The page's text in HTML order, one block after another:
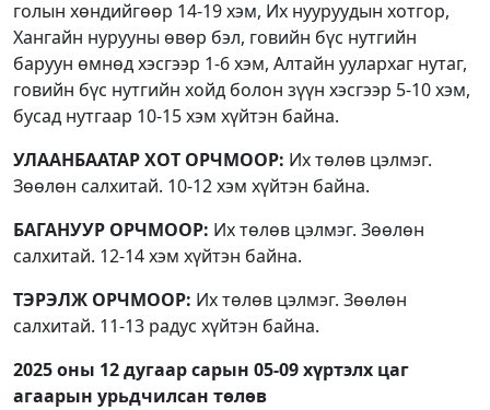
голын хөндийгөөр 14-19 хэм, Их нууруудын хотгор,
Хангайн нурууны өвөр бэл, говийн бүс нутгийн
баруун өмнөд хэсгээр 1-6 хэм, Алтайн уулархаг нутаг,
говийн бүс нутгийн хойд болон зүүн хэсгээр 5-10 хэм,
бусад нутгаар 10-15 хэм хүйтэн байна.
УЛААНБААТАР ХОТ ОРЧМООР: Их төлөв цэлмэг.
Зөөлөн салхитай. 10-12 хэм хүйтэн байна.
БАГАНУУР ОРЧМООР: Их төлөв цэлмэг. Зөөлөн
салхитай. 12-14 хэм хүйтэн байна.
ТЭРЭЛЖ ОРЧМООР: Их төлөв цэлмэг. Зөөлөн
салхитай. 11-13 радус хүйтэн байна.
2025 оны 12 дугаар сарын 05-09 хүртэлх цаг
агаарын урьдчилсан төлөв